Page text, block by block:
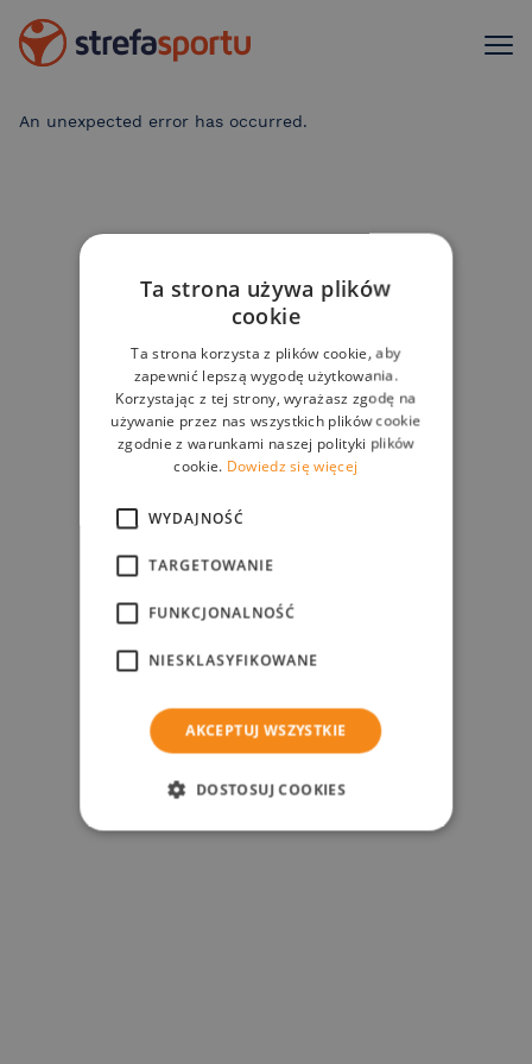
An unexpected error has occurred.
Ta strona używa plików
cookie
Ta strona korzysta z plików cookie, aby
zapewnić lepszą wygodę użytkowania.
Korzystając z tej strony, wyrażasz zgodę na
używanie przez nas wszystkich plików cookie
zgodnie z warunkami naszej polityki plików
cookie. Dowiedz się więcej
WYDAJNOŚĆ
TARGETOWANIE
FUNKCJONALNOŚĆ
NIESKLASYFIKOWANE
AKCEPTUJ WSZYSTKIE
DOSTOSUJ COOKIES